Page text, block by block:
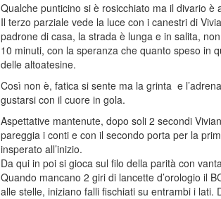
Qualche punticino si è rosicchiato ma il divario è
Il terzo parziale vede la luce con i canestri di
padrone di casa, la strada è lunga e in salita,
10 minuti, con la speranza che quanto speso in
delle altoatesine.
Così non è, fatica si sente ma la grinta e
gustarsi con il cuore in gola.
Aspettative mantenute, dopo soli 2 secondi
pareggia i conti e con il secondo porta per la
insperato all’inizio.
Da qui in poi si gioca sul filo della parità con
Quando mancano 2 giri di lancette d’orologio il
alle stelle, iniziano falli fischiati su entrambi i